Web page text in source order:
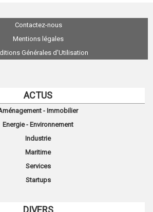
Contactez-nous
Mentions légales
Générales d'Utilisation
ACTUS
- Immobilier
Energie - Environnement
Industrie
Maritime
Services
Startups
DIVERS